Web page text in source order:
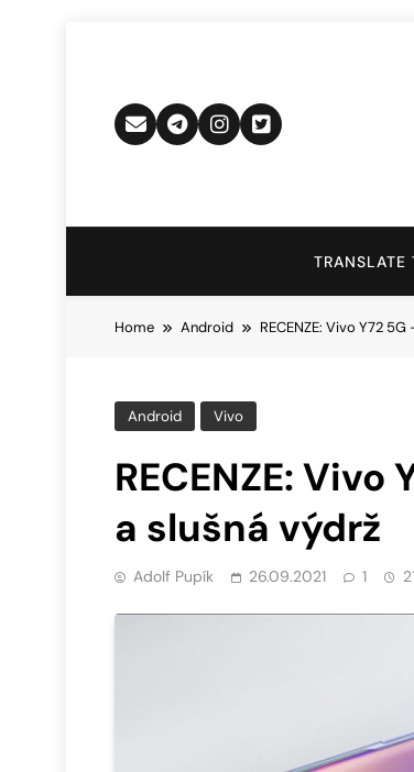
TRANSLATE
Home Android RECENZE: Vivo Y72
Android Vivo
RECENZE:
a slušná výdrž
Adolf Pupík 26.09.2021 1